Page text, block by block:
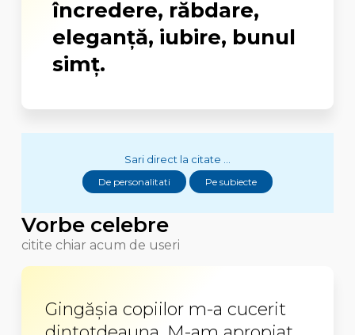
încredere, răbdare,
eleganţă, iubire, bunul
simţ.
Sari direct la citate ...
De personalitati Pe subiecte
Vorbe celebre
citite chiar acum de useri
Gingăşia copiilor m-a cucerit